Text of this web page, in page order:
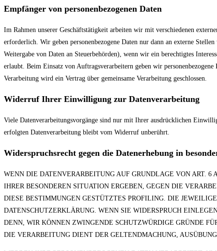
Empfänger von personenbezogenen Daten
Im Rahmen unserer Geschäftstätigkeit arbeiten wir mit verschiedenen
erforderlich. Wir geben personenbezogene Daten nur dann an externe
Weitergabe von Daten an Steuerbehörden), wenn wir ein berechtigtes
erlaubt. Beim Einsatz von Auftragsverarbeitern geben wir
Verarbeitung wird ein Vertrag über gemeinsame Verarbeitung geschlossen.
Widerruf Ihrer Einwilligung zur Datenverarbeitung
Viele Datenverarbeitungsvorgänge sind nur mit Ihrer ausdrücklichen
erfolgten Datenverarbeitung bleibt vom Widerruf unberührt.
Widerspruchsrecht gegen die Datenerhebung in
WENN DIE DATENVERARBEITUNG AUF GRUNDLAGE VON ART. 6
IHRER BESONDEREN SITUATION ERGEBEN, GEGEN DIE
DIESE BESTIMMUNGEN GESTÜTZTES PROFILING. DIE
DATENSCHUTZERKLÄRUNG. WENN SIE WIDERSPRUCH
DENN, WIR KÖNNEN ZWINGENDE SCHUTZWÜRDIGE GRÜNDE
DIE VERARBEITUNG DIENT DER GELTENDMACHUNG,